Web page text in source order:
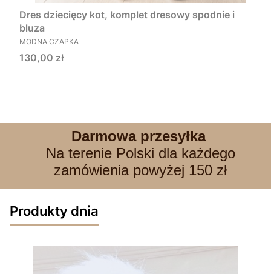
Dres dziecięcy kot, komplet dresowy spodnie i
bluza
PRODUCENT
MODNA CZAPKA
Cena
130,00 zł
Darmowa przesyłka
Na terenie Polski dla każdego
zamówienia powyżej 150 zł
Produkty dnia